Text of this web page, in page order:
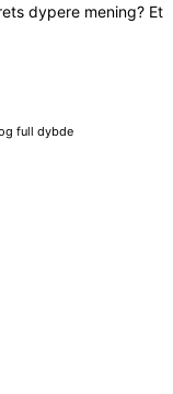
dypere mening? Et
full dybde